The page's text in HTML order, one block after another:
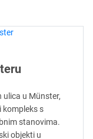
ulica u Münster,
kompleks s
stanovima.
objekti u